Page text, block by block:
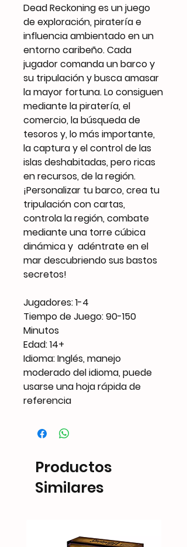
Dead Reckoning es un juego
de exploración, piratería e
influencia ambientado en un
entorno caribeño. Cada
jugador comanda un barco y
su tripulación y busca amasar
la mayor fortuna. Lo consiguen
mediante la piratería, el
comercio, la búsqueda de
tesoros y, lo más importante,
la captura y el control de las
islas deshabitadas, pero ricas
en recursos, de la región.
¡Personalizar tu barco, crea tu
tripulación con cartas,
controla la región, combate
mediante una torre cúbica
dinámica y adéntrate en el
mar descubriendo sus bastos
secretos!
Jugadores: 1-4
Tiempo de Juego: 90-150
Minutos
Edad: 14+
Idioma: Inglés, manejo
moderado del idioma, puede
usarse una hoja rápida de
referencia
Productos
Similares